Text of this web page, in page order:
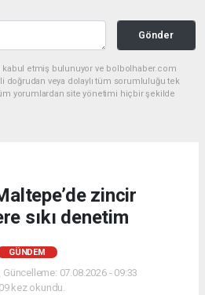
Gönder
kabul etmiş bulunuyor ve bolbolhaber.com
doğrudan veya dolaylı tüm sorumluluğu tek
yorumlardan site yönetimi hiçbir şekilde
zincir
sıkı denetim
GÜNDEM
Güncelleme: 07.08.2026 - 09:33
kez okundu.